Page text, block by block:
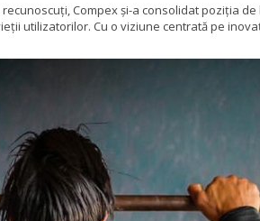
Compex și-a consolidat poziția
utilizatorilor. Cu o viziune centrată pe